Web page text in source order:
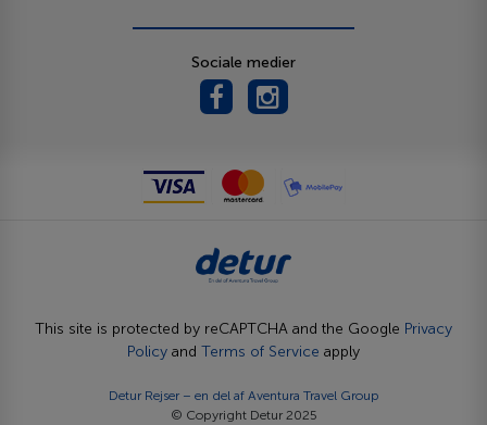
Sociale medier
This site is protected by reCAPTCHA and the Google Privacy
Policy and Terms of Service apply
Detur Rejser – en del af Aventura Travel Group
© Copyright Detur 2025